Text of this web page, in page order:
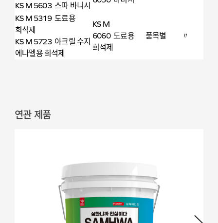
KS M 5603 스파 바니시
KS M 5319 도료용
희석제
KS M 5723 아크릴 수지
에나멜용 희석제
KS M
6060 도료용
희석제
품목별 〃
연관 제품